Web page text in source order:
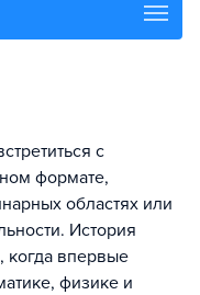
с
формате,
областях или
История
когда впервые
физике и